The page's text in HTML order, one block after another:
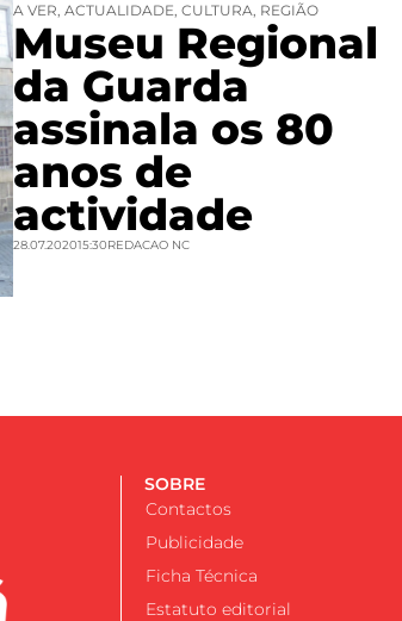
A VER, ACTUALIDADE, CULTURA, REGIÃO
Museu Regional
da Guarda
assinala os 80
anos de
actividade
28.07.202015:30REDACAO NC
SOBRE
Contactos
Publicidade
Ficha Técnica
Estatuto editorial